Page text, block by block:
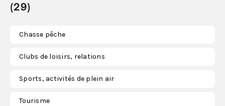
FORMATS
TENDANCES
SERVICES
GAZETTE
(29)
Chasse pêche
Clubs de loisirs, relations
Sports, activités de plein air
Tourisme